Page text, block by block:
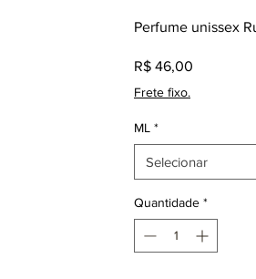
Perfume unissex
R$ 46,00
Frete fixo.
ML *
Selecionar
Quantidade *